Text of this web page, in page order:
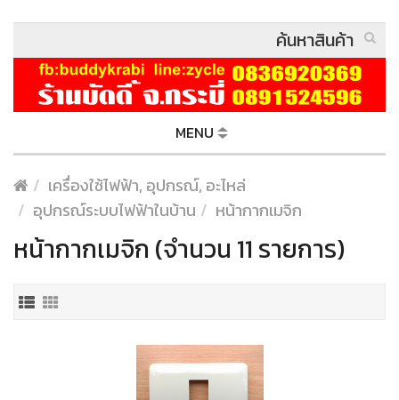
MENU
เครื่องใช้ไฟฟ้า, อุปกรณ์, อะไหล่
อุปกรณ์ระบบไฟฟ้าในบ้าน
หน้ากากเมจิก
หน้ากากเมจิก (จำนวน 11 รายการ)